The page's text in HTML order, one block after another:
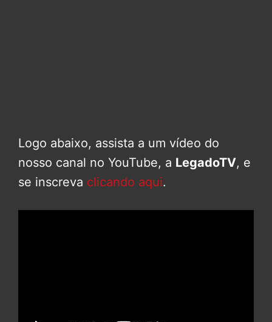
Logo abaixo, assista a um vídeo do
nosso canal no YouTube, a LegadoTV, e
se inscreva clicando aqui.